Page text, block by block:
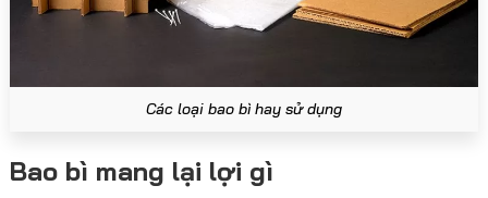
Các loại bao bì hay sử dụng
Bao bì mang lại lợi gì